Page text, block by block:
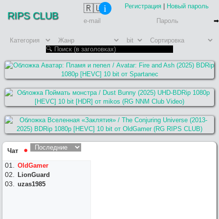
RIPS CLUB
🇷🇺 i Регистрация| Новый пароль
Чат
⚫︎
OldGamer
LionGuard
uzas1985